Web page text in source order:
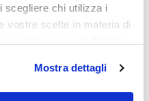
scegliere chi utilizza i
vostre scelte in materia di
consenso in qualsiasi
cookie o facendo clic
Mostra dettagli